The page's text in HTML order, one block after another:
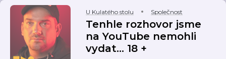
U Kulatého stolu Společnost
Tenhle rozhovor jsme
na YouTube nemohli
vydat... 18 +